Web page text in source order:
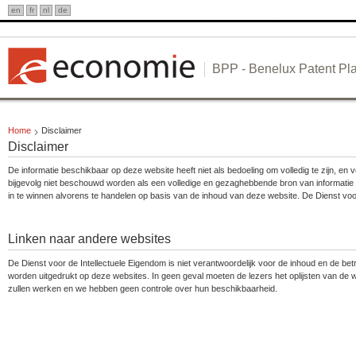
Overslaan
en
inhoud
gaan
en fr nl de
BPP - Benelux Patent
Home Disclaimer
Disclaimer
De informatie beschikbaar op deze website heeft niet als bedoeling om volledig te zijn,
bijgevolg niet beschouwd worden als een volledige en gezaghebbende bron van
in te winnen alvorens te handelen op basis van de inhoud van deze website. De Dienst
Linken naar andere websites
De Dienst voor de Intellectuele Eigendom is niet verantwoordelijk voor de inhoud en de
worden uitgedrukt op deze websites. In geen geval moeten de lezers het oplijsten van
zullen werken en we hebben geen controle over hun beschikbaarheid.